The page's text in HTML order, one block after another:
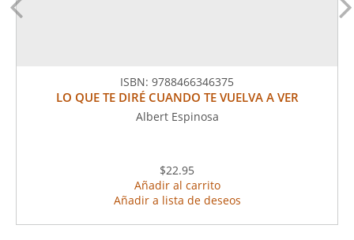
ISBN: 9788466346375
LO QUE TE DIRÉ CUANDO TE VUELVA A VER
Albert Espinosa
$22.95
Añadir al carrito
Añadir a lista de deseos